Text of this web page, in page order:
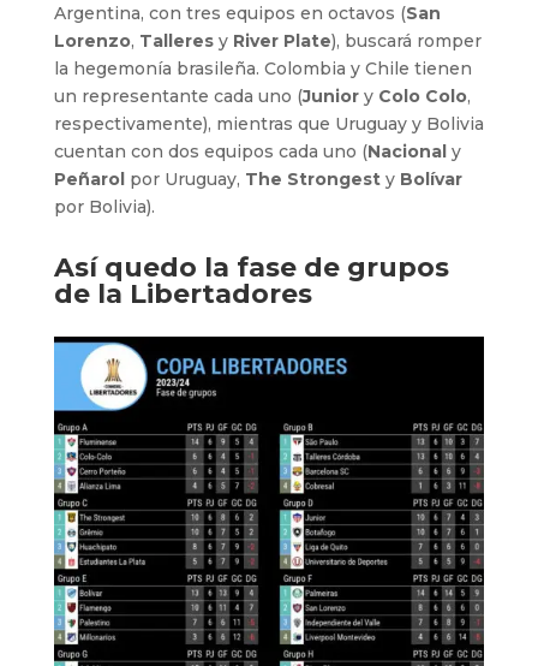
Argentina, con tres equipos en octavos (San
Lorenzo, Talleresy River Plate), buscará romper
la hegemonía brasileña. Colombia y Chile tienen
un representante cada uno (Juniory Colo Colo,
respectivamente), mientras que Uruguay y Bolivia
cuentan con dos equipos cada uno (Nacionaly
Peñarolpor Uruguay, The Strongesty Bolívar
por Bolivia).
Así quedo la fase de grupos
de la Libertadores